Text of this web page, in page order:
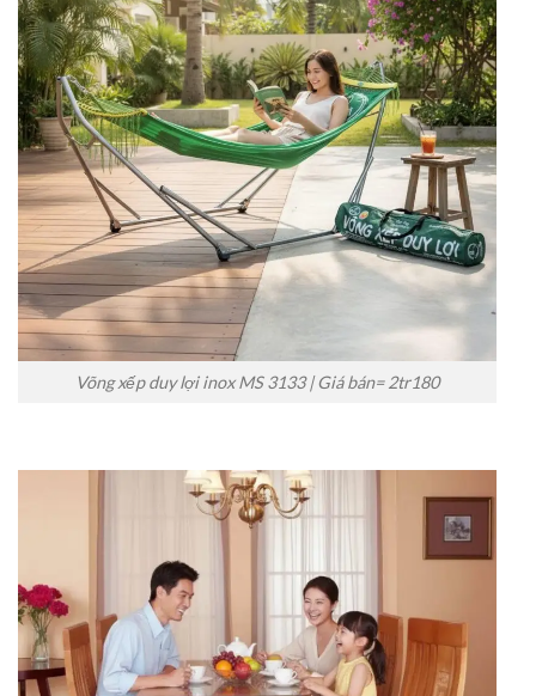
Võng xếp duy lợi inox MS 3133 | Giá bán= 2tr180